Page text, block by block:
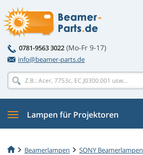
0781-9563 3022 (Mo-Fr 9-17)
info@beamer-parts.de
Lampen für Projektoren
Beamerlampen SONY Beamerlampen